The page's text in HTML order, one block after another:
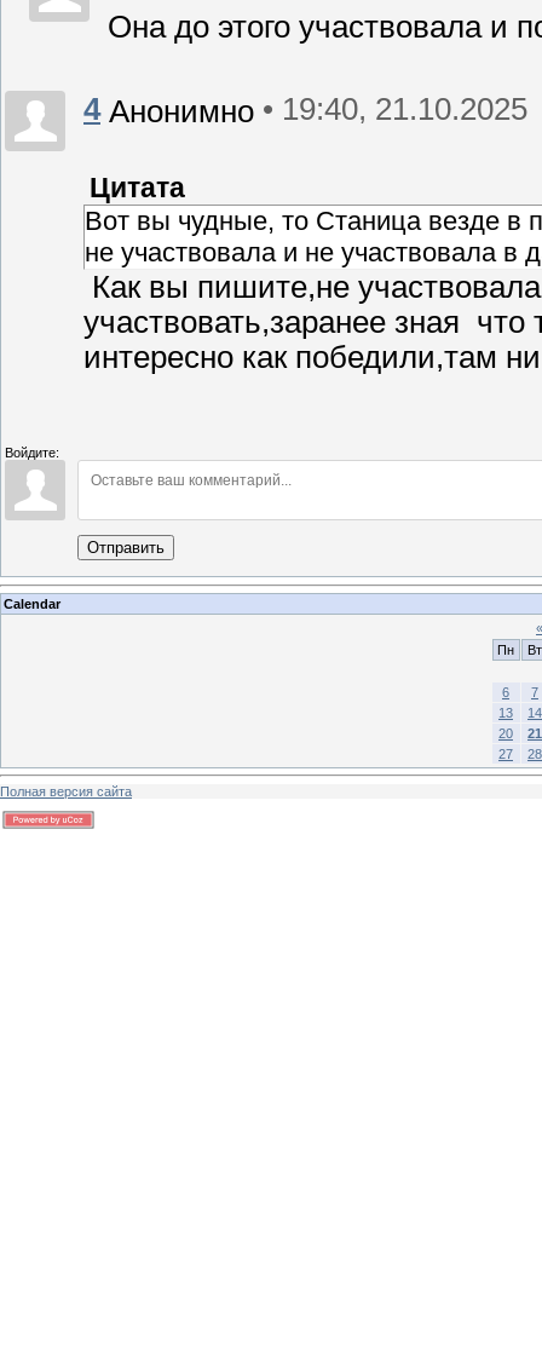
Она до этого участвовала и
4 Анонимно • 19:40, 21.10.2025
Цитата
Вот вы чудные, то Станица везде
не участвовала и не участвовала в
Как вы пишите,не
участвовать,заранее зная что
интересно как победили,там
Войдите:
Отправить
Calendar
«
Пн
Вт
6
7
13
14
20
21
27
28
Полная версия сайта